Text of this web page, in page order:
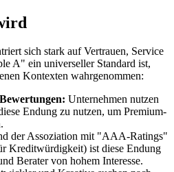
sich stark auf Vertrauen, Service
A" ein universeller Standard ist,
Kontexten wahrgenommen:
Unternehmen nutzen
Endung zu nutzen, um Premium-
der Assoziation mit "AAA-Ratings"
Kreditwürdigkeit) ist diese Endung
Berater von hohem Interesse.